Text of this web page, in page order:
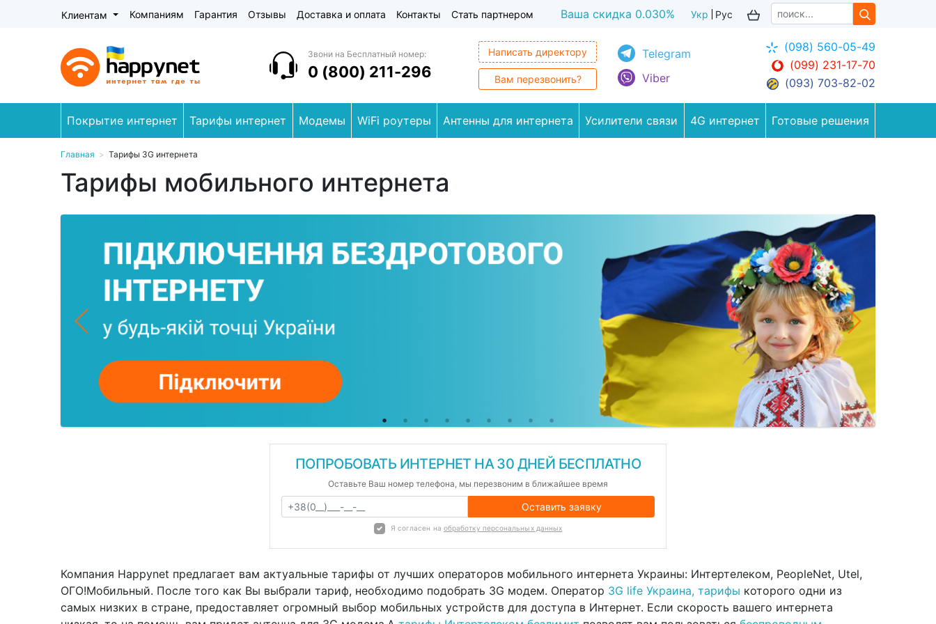
Клиентам Компаниям Гарантия Отзывы Доставка и оплата Контакты Стать партнером Ваша скидка 0.035% Укр Рус
Звони на Бесплатный номер:
0 (800) 211-296
Написать директору
Вам перезвонить?
Telegram
Viber
(098) 560-05-49
(099) 231-17-70
(093) 703-82-02
Покрытие интернет Тарифы интернет Модемы WiFi роутеры Антенны для интернета Усилители связи 4G интернет Готовые решения
Главная > Тарифы 3G интернета
Тарифы мобильного интернета
ПОПРОБОВАТЬ ИНТЕРНЕТ НА 30 ДНЕЙ БЕСПЛАТНО
Оставьте Ваш номер телефона, мы перезвоним в ближайшее время
Оставить заявку
Я согласен на обработку персональных данных
Компания Happynet предлагает вам актуальные тарифы от лучших операторов мобильного интернета Украины: Интертелеком, PeopleNet, Utel,
ОГО!Мобильный. После того как Вы выбрали тариф, необходимо подобрать 3G модем. Оператор 3G life Украина, тарифы которого одни из
самых низких в стране, предоставляет огромный выбор мобильных устройств для доступа в Интернет. Если скорость вашего интернета